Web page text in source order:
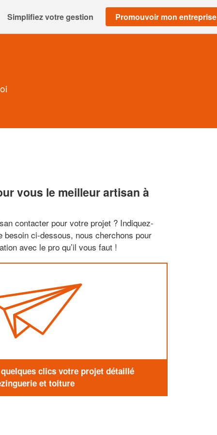
Simplifiez votre gestion Promouvoir mon entreprise
vous le meilleur artisan à
contacter pour votre projet ? Indiquez-
besoin ci-dessous, nous cherchons pour
avec le pro qu’il vous faut !
clics votre projet détaillé
et toiture